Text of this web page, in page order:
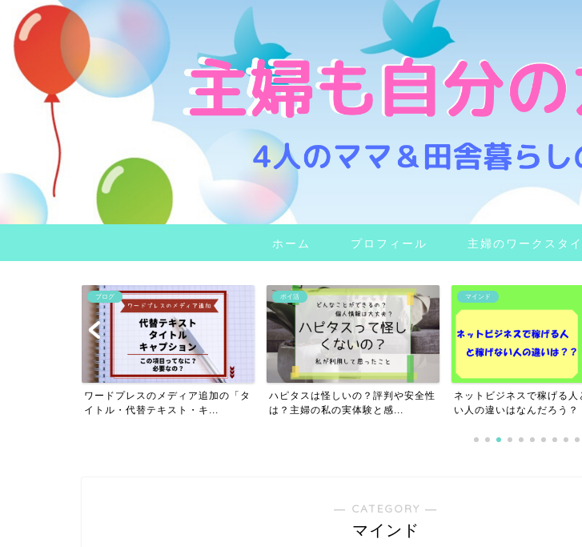
ホーム プロフィール 主婦のワークスタ
ブログ
ワードプレスのメディア追加の「タ
イトル・代替テキスト・キ...
ポイ活
ハピタスは怪しいの？評判や安全性
は？主婦の私の実体験と感...
マインド
ネットビジネスで稼げる人
い人の違いはなんだろう？
― CATEGORY ―
マインド